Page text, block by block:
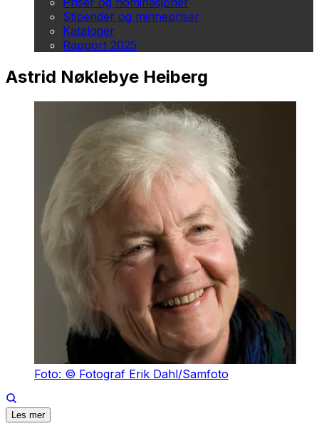
Stipender og minnepriser
Kataloger
Rapport 2025
Astrid Nøklebye Heiberg
Foto: © Fotograf Erik Dahl/Samfoto
Les mer